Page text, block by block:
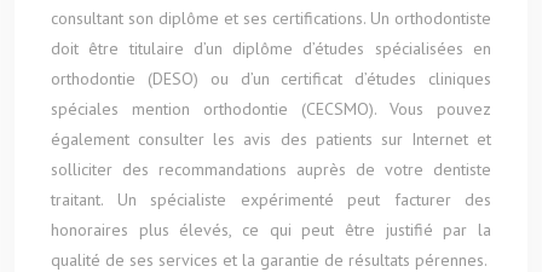
consultant son diplôme et ses certifications. Un orthodontiste
doit être titulaire d’un diplôme d’études spécialisées en
orthodontie (DESO) ou d’un certificat d’études cliniques
spéciales mention orthodontie (CECSMO). Vous pouvez
également consulter les avis des patients sur Internet et
solliciter des recommandations auprès de votre dentiste
traitant. Un spécialiste expérimenté peut facturer des
honoraires plus élevés, ce qui peut être justifié par la
qualité de ses services et la garantie de résultats pérennes.